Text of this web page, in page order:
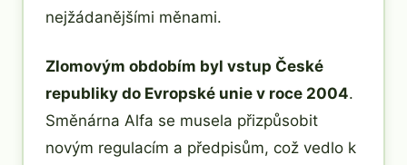
nejžádanějšími měnami.
Zlomovým obdobím byl vstup České
republiky do Evropské unie v roce 2004.
Směnárna Alfa se musela přizpůsobit
novým regulacím a předpisům, což vedlo k